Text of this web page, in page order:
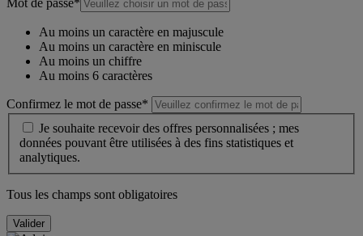
Mot de passe*
Au moins un caractère en majuscule
Au moins un caractère en miniscule
Au moins un chiffre
Au moins 6 caractères
Confirmez le mot de passe*
Je souhaite recevoir des offres personnalisées ; mes
données pouvant être utilisées à des fins statistiques et
analytiques.
Tous les champs sont obligatoires